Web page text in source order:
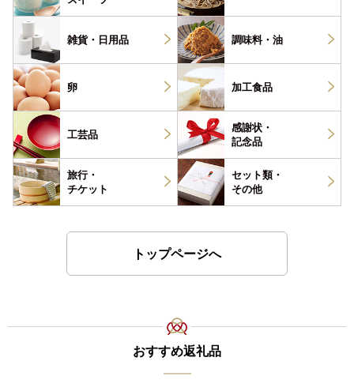
雑貨・ 日用品 調味料・ 油
卵 加工食品
工芸品
感謝状・
記念品
旅行・
チケット
セット類・
その他
トップページへ
おすすめ返礼品